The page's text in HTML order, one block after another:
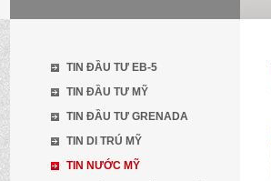
TIN ĐẦU TƯ EB-5
TIN ĐẦU TƯ MỸ
TIN ĐẦU TƯ GRENADA
TIN DI TRÚ MỸ
TIN NƯỚC MỸ